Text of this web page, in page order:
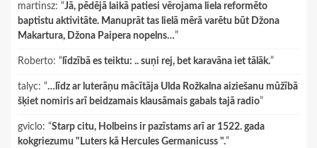
martinsz: “Jā, pēdējā laikā patiesi vērojama liela reformēto
baptistu aktivitāte. Manuprāt tas lielā mērā varētu būt Džona
Makartura, Džona Paipera nopelns…”
Roberto: “ līdzībā es teiktu: .. suņi rej, bet karavāna iet tālāk.”
talyc: “…līdz ar luterāņu mācītāja Ulda Rožkalna aiziešanu mūžībā
šķiet nomiris arī beidzamais klausāmais gabals tajā radio”
gviclo: “Starp citu, Holbeins ir pazīstams arī ar 1522. gada
kokgriezumu "Luters kā Hercules Germanicuss ".”